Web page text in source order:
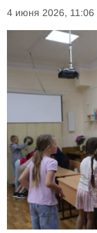
4 июня 2026, 11:06